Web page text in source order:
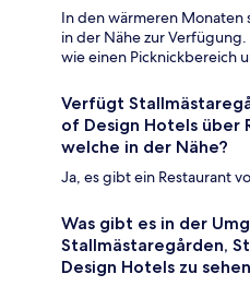
In den wärmeren
in der Nähe zur
wie einen Picknickbereich
Verfügt
of Design Hotels über
welche in der Nähe?
Ja, es gibt ein Restaurant
Was gibt es in der
Stallmästaregården,
Design Hotels zu